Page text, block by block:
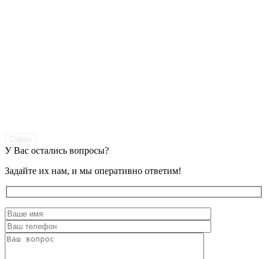
У Вас остались вопросы?
Задайте их нам, и мы оперативно ответим!